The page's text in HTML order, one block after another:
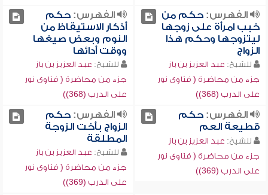
الفهرس:حكم من
خبب امرأة على زوجها
ليتزوجها وحكم هذا
الزواج
للشيخ: عبد العزيز بن باز
جزء من محاضرة ( فتاوى نور
على الدرب (368))
الفهرس:حكم
أذكار الاستيقاظ من
النوم وبعض صيغها
ووقت أدائها
للشيخ: عبد العزيز بن باز
جزء من محاضرة ( فتاوى نور
على الدرب (368))
الفهرس:حكم
قطيعة العم
للشيخ: عبد العزيز بن باز
جزء من محاضرة ( فتاوى نور
على الدرب (369))
الفهرس:حكم
الزواج بأخت الزوجة
المطلقة
للشيخ: عبد العزيز بن باز
جزء من محاضرة ( فتاوى نور
على الدرب (369))